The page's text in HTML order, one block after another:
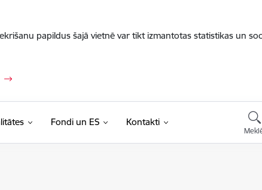
papildus šajā vietnē var tikt izmantotas statistikas un
Fondi un ES Kontakti